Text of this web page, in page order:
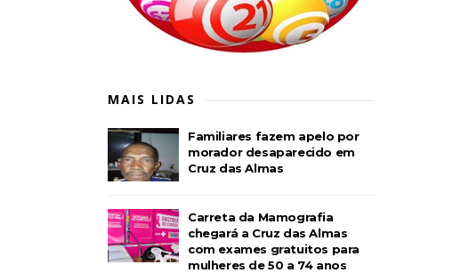
MAIS LIDAS
Familiares fazem apelo por
morador desaparecido em
Cruz das Almas
Carreta da Mamografia
chegará a Cruz das Almas
com exames gratuitos para
mulheres de 50 a 74 anos